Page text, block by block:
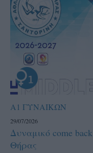
Α1 ΓΥΝΑΙΚΩΝ
29/07/2026
Δυναμικό come
Θήρας